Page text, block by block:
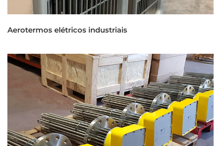
Aerotermos elétricos industriais